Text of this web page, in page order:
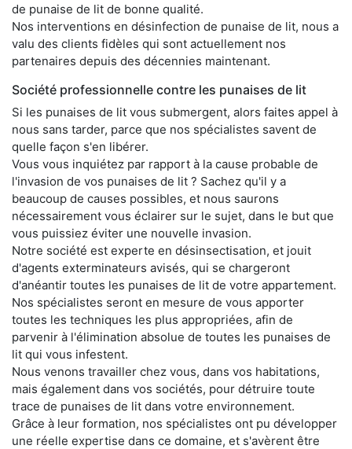
de punaise de lit de bonne qualité.
Nos interventions en désinfection de punaise de lit, nous a
valu des clients fidèles qui sont actuellement nos
partenaires depuis des décennies maintenant.
Société professionnelle contre les punaises de lit
Si les punaises de lit vous submergent, alors faites appel à
nous sans tarder, parce que nos spécialistes savent de
quelle façon s'en libérer.
Vous vous inquiétez par rapport à la cause probable de
l'invasion de vos punaises de lit ? Sachez qu'il y a
beaucoup de causes possibles, et nous saurons
nécessairement vous éclairer sur le sujet, dans le but que
vous puissiez éviter une nouvelle invasion.
Notre société est experte en désinsectisation, et jouit
d'agents exterminateurs avisés, qui se chargeront
d'anéantir toutes les punaises de lit de votre appartement.
Nos spécialistes seront en mesure de vous apporter
toutes les techniques les plus appropriées, afin de
parvenir à l'élimination absolue de toutes les punaises de
lit qui vous infestent.
Nous venons travailler chez vous, dans vos habitations,
mais également dans vos sociétés, pour détruire toute
trace de punaises de lit dans votre environnement.
Grâce à leur formation, nos spécialistes ont pu développer
une réelle expertise dans ce domaine, et s'avèrent être